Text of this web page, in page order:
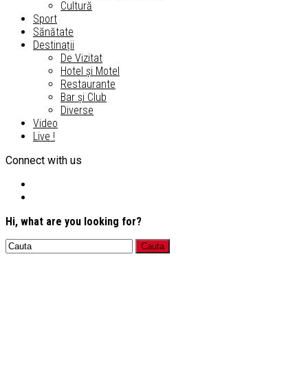
Cultură
Sport
Sănătate
Destinații
De Vizitat
Hotel și Motel
Restaurante
Bar și Club
Diverse
Video
Live !
Connect with us
Hi, what are you looking for?